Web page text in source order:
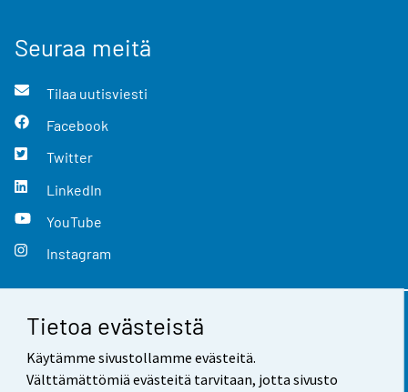
Tietoa evästeistä
Käytämme sivustollamme evästeitä.
Välttämättömiä evästeitä tarvitaan, jotta sivusto
Seuraa meitä
Tilaa uutisviesti
Facebook
Twitter
LinkedIn
YouTube
Instagram
Yhteystiedot
Palaute